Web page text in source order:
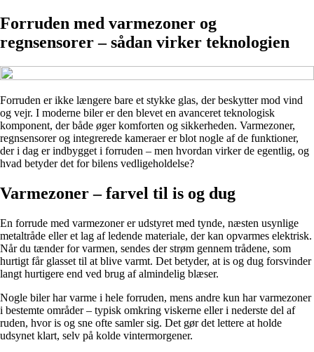
Forruden med varmezoner og
regnsensorer – sådan virker teknologien
Forruden er ikke længere bare et stykke glas, der beskytter mod vind
og vejr. I moderne biler er den blevet en avanceret teknologisk
komponent, der både øger komforten og sikkerheden. Varmezoner,
regnsensorer og integrerede kameraer er blot nogle af de funktioner,
der i dag er indbygget i forruden – men hvordan virker de egentlig, og
hvad betyder det for bilens vedligeholdelse?
Varmezoner – farvel til is og dug
En forrude med varmezoner er udstyret med tynde, næsten usynlige
metaltråde eller et lag af ledende materiale, der kan opvarmes elektrisk.
Når du tænder for varmen, sendes der strøm gennem trådene, som
hurtigt får glasset til at blive varmt. Det betyder, at is og dug forsvinder
langt hurtigere end ved brug af almindelig blæser.
Nogle biler har varme i hele forruden, mens andre kun har varmezoner
i bestemte områder – typisk omkring viskerne eller i nederste del af
ruden, hvor is og sne ofte samler sig. Det gør det lettere at holde
udsynet klart, selv på kolde vintermorgener.